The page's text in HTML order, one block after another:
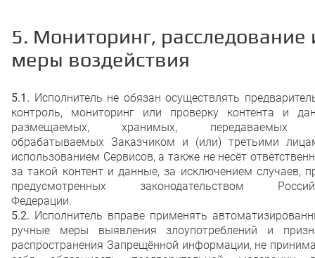
5. Мониторинг, расследование
меры воздействия
5.1. Исполнитель не обязан осуществлять
контроль, мониторинг или проверку контента и
размещаемых, хранимых, передаваемых
обрабатываемых Заказчиком и (или) третьими
использованием Сервисов, а также не несёт
за такой контент и данные, за исключением случаев,
предусмотренных законодательством
Федерации.
5.2. Исполнитель вправе применять
ручные меры выявления злоупотреблений и
распространения Запрещённой информации, не